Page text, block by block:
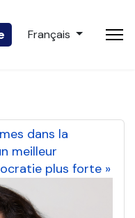
Sélectionnez votre
Français
dans la
meilleur
plus forte »